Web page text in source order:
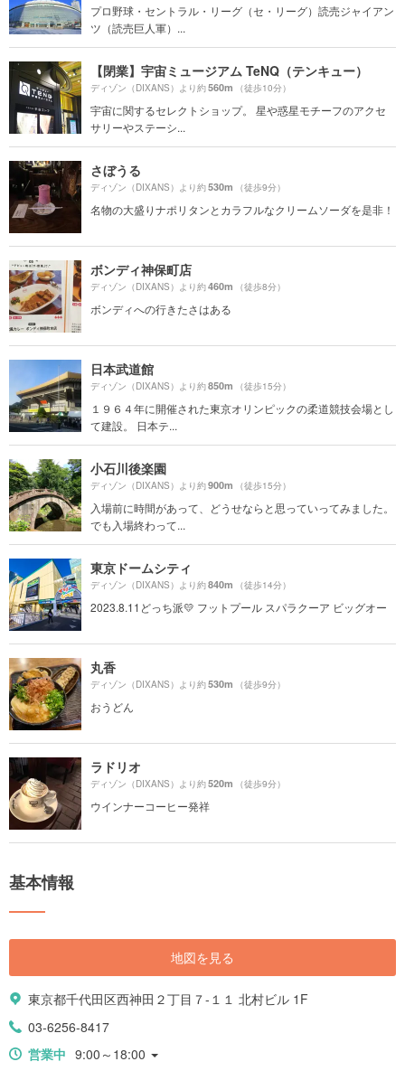
プロ野球・セントラル・リーグ（セ・リーグ）読売ジャイアン
ツ（読売巨人軍）...
【閉業】宇宙ミュージアム TeNQ（テンキュー）
ディゾン（DIXANS）より約560m （徒歩10分）
宇宙に関するセレクトショップ。 星や惑星モチーフのアクセ
サリーやステーシ...
さぼうる
ディゾン（DIXANS）より約530m （徒歩9分）
名物の大盛りナポリタンとカラフルなクリームソーダを是非！
ボンディ神保町店
ディゾン（DIXANS）より約460m （徒歩8分）
ボンディへの行きたさはある
日本武道館
ディゾン（DIXANS）より約850m （徒歩15分）
１９６４年に開催された東京オリンピックの柔道競技会場とし
て建設。 日本テ...
小石川後楽園
ディゾン（DIXANS）より約900m （徒歩15分）
入場前に時間があって、どうせならと思っていってみました。
でも入場終わって...
東京ドームシティ
ディゾン（DIXANS）より約840m （徒歩14分）
2023.8.11どっち派💛 フットプール スパラクーア ビッグオー
丸香
ディゾン（DIXANS）より約530m （徒歩9分）
おうどん
ラドリオ
ディゾン（DIXANS）より約520m （徒歩9分）
ウインナーコーヒー発祥
基本情報
地図を見る
東京都千代田区西神田２丁目７-１１ 北村ビル 1F
03-6256-8417
営業中 9:00～18:00